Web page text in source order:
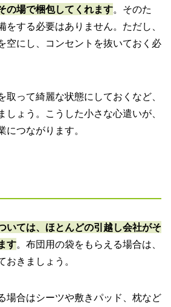
の場で梱包してくれます。そのた
をする必要はありません。ただし、
空にし、コンセントを抜いておく必
取って綺麗な状態にしておくなど、
しょう。こうした小さな心遣いが、
につながります。
いては、ほとんどの引越し会社がそ
す。布団用の袋をもらえる場合は、
きましょう。
場合はシーツや敷きパッド、枕など